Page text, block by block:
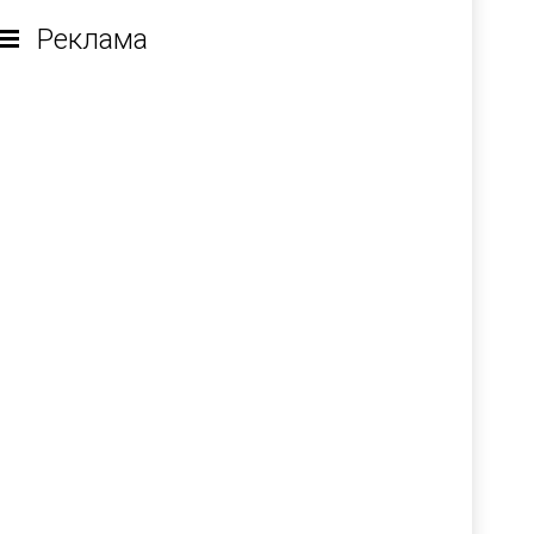
Реклама